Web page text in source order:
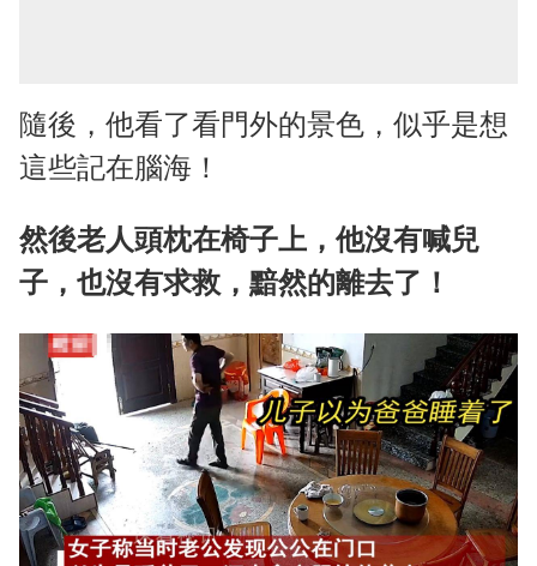
隨後，他看了看門外的景色，似乎是想
這些記在腦海！
然後老人頭枕在椅子上，他沒有喊兒
子，也沒有求救，黯然的離去了！